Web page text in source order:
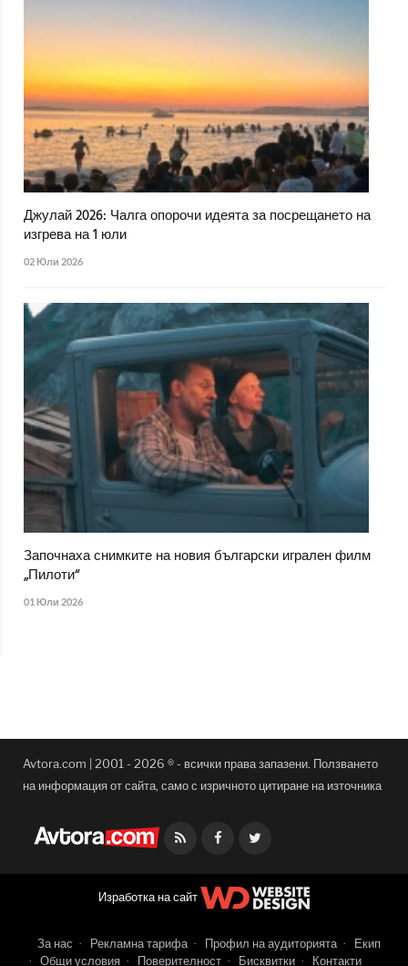
Джулай 2026: Чалга опорочи идеята за посрещането на
изгрева на 1 юли
02 Юли 2026
Започнаха снимките на новия български игрален филм
„Пилоти“
01 Юли 2026
Avtora.com | 2001 - 2026 ® - всички права запазени. Ползването
на информация от сайта, само с изричното цитиране на източника
Facebook
Изработка на сайт
За нас Рекламна тарифа Профил на аудиторията
Екип
Общи условия
Поверителност Бисквитки Контакти